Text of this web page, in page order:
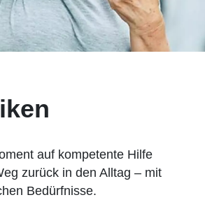
auf kompetente Hilfe
zurück in den Alltag – mit
Bedürfnisse.